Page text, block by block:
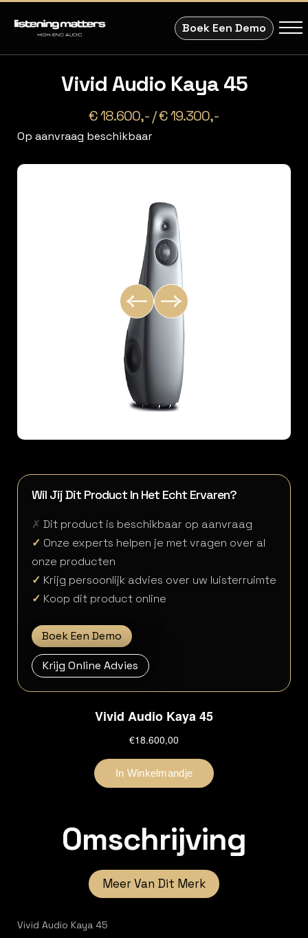
Boek Een Demo
Vivid Audio Kaya 45
€ 18.600,- / € 19.300,-
Op aanvraag beschikbaar
Wil Jij Dit Product In Het Echt Ervaren?
✗ Dit product is beschikbaar op aanvraag
✓ Onze experts helpen je met vragen over al
onze producten
✓ Krijg persoonlijk advies over uw luisterruimte
✓ Koop dit product online
Boek Een Demo
Krijg Online Advies
Omschrijving
Meer Van Dit Merk
Vivid Audio Kaya 45